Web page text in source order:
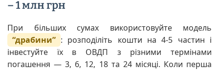
– 1 млн грн
При більших сумах використовуйте модель
“драбини” : розподіліть кошти на 4-5 частин і
інвестуйте їх в ОВДП з різними термінами
погашення — 3, 6, 12, 18 та 24 місяці. Коли перша